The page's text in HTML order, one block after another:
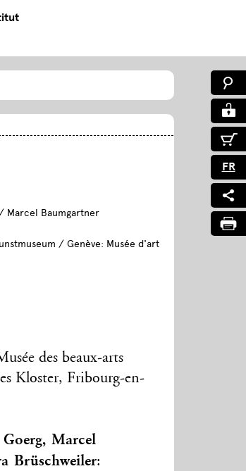
FR
Marcel Baumgartner
/ Genève: Musée d'art
des beaux-arts
Kloster, Fribourg-en-
Marcel
Brüschweiler: